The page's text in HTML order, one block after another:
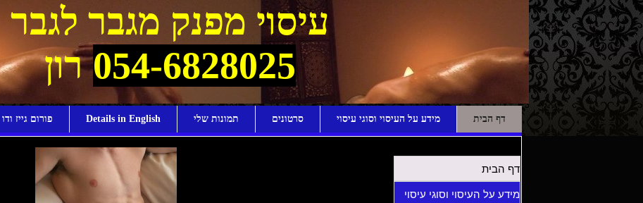
עיסוי מפנק מגבר לגבר
054-6828025רון
דף הבית מידע על העיסוי וסוגי עיסוי סרטונים תמונות שלי Details in English פורום גייז ודו
דף הבית
מידע על העיסוי וסוגי עיסוי